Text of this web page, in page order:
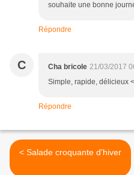
souhaite une bonne
Répondre
C Cha bricole 21/03/2017
Simple, rapide, délicieux
Répondre
< Salade croquante d'hiver